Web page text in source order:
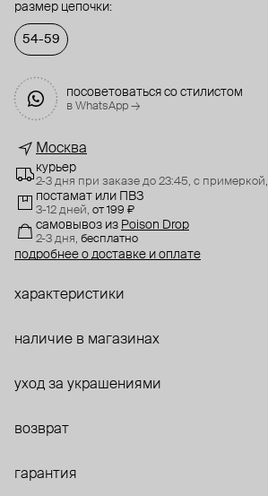
размер цепочки:
54-59
посоветоваться со стилистом
в WhatsApp →
Москва
курьер
2-3 дня при заказе до 23:45, с примеркой,
постамат или ПВЗ
3-12 дней, от 199 ₽
самовывоз из Poison Drop
2-3 дня, бесплатно
подробнее о доставке и оплате
характеристики
наличие в магазинах
уход за украшениями
возврат
гарантия